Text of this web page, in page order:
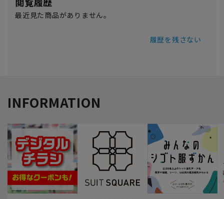
最近見た商品がありません。
履歴を残さない
INFORMATION